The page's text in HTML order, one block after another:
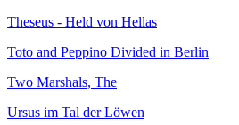
Theseus - Held von Hellas
Toto and Peppino Divided in Berlin
Two Marshals, The
Ursus im Tal der Löwen